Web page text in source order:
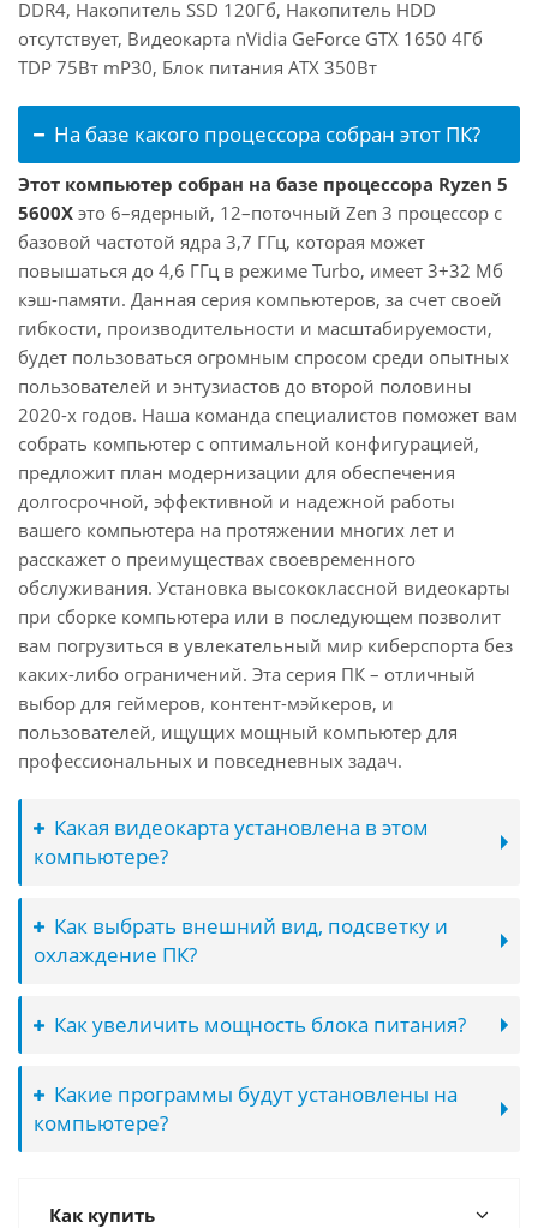
DDR4, Накопитель SSD 120Гб, Накопитель HDD
отсутствует, Видеокарта nVidia GeForce GTX 1650 4Гб
TDP 75Вт mP30, Блок питания ATX 350Вт
На базе какого процессора собран этот ПК?
Этот компьютер собран на базе процессора Ryzen 5
5600X это 6–ядерный, 12–поточный Zen 3 процессор с
базовой частотой ядра 3,7 ГГц, которая может
повышаться до 4,6 ГГц в режиме Turbo, имеет 3+32 Мб
кэш-памяти. Данная серия компьютеров, за счет своей
гибкости, производительности и масштабируемости,
будет пользоваться огромным спросом среди опытных
пользователей и энтузиастов до второй половины
2020-х годов. Наша команда специалистов поможет вам
собрать компьютер с оптимальной конфигурацией,
предложит план модернизации для обеспечения
долгосрочной, эффективной и надежной работы
вашего компьютера на протяжении многих лет и
расскажет о преимуществах своевременного
обслуживания. Установка высококлассной видеокарты
при сборке компьютера или в последующем позволит
вам погрузиться в увлекательный мир киберспорта без
каких-либо ограничений. Эта серия ПК – отличный
выбор для геймеров, контент-мэйкеров, и
пользователей, ищущих мощный компьютер для
профессиональных и повседневных задач.
Какая видеокарта установлена в этом
компьютере?
Как выбрать внешний вид, подсветку и
охлаждение ПК?
Как увеличить мощность блока питания?
Какие программы будут установлены на
компьютере?
Как купить